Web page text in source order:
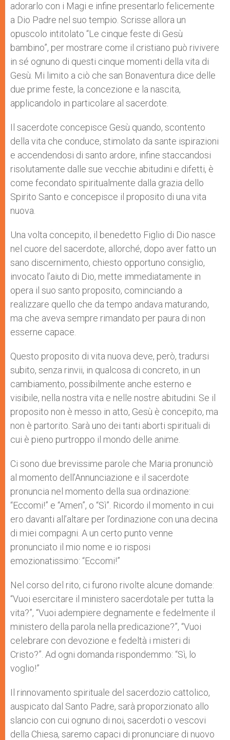
adorarlo con i Magi e infine presentarlo felicemente
a Dio Pa­dre nel suo tempio. Scrisse allora un
opuscolo intitolato “Le cinque feste di Gesù
bambino”, per mostrare come il cristiano può rivivere
in sé ognuno di questi cinque momenti della vita di
Gesù. Mi limito a ciò che san Bonaventura dice delle
due prime feste, la concezione e la nascita,
applicandolo in particolare al sacerdote.
Il sacerdote conce­pisce Gesù quando, scontento
della vita che conduce, stimolato da sante ispirazioni
e accendendosi di santo ardore, infine stac­candosi
risolutamente dalle sue vecchie abitudini e difetti, è
come fecondato spiritualmente dalla grazia dello
Spirito Santo e concepisce il proposito di una vita
nuova.
Una volta concepito, il benedetto Figlio di Dio nasce
nel cuore del sacerdote, allorché, dopo aver fatto un
sano discernimen­to, chiesto opportuno consiglio,
invocato l’aiuto di Dio, mette immediatamente in
opera il suo santo proposito, comin­ciando a
realizzare quello che da tempo andava maturando,
ma che aveva sempre rimandato per paura di non
esserne capace.
Questo proposito di vi­ta nuova deve, però, tradursi
subito, senza rinvii, in qualcosa di concreto, in un
cambiamento, possibilmente anche esterno e
visibile, nella nostra vita e nelle nostre abitudini. Se il
proposito non è messo in atto, Gesù è concepito, ma
non è partorito. Sarà uno dei tanti aborti spirituali di
cui è pieno purtroppo il mondo delle anime.
Ci sono due brevissime parole che Maria pronunciò
al momento dell’Annunciazione e il sacerdote
pronuncia nel momento della sua ordinazione:
“Eccomi!” e “Amen”, o “Sì”. Ricordo il momento in cui
ero davanti all’altare per l’ordinazione con una decina
di miei compagni. A un certo punto venne
pronunciato il mio nome e io risposi
emozionatissimo: “Eccomi!”
Nel corso del rito, ci furono rivolte alcune domande:
“Vuoi esercitare il ministero sacerdotale per tutta la
vita?”, “Vuoi adempiere degnamente e fedelmente il
ministero della parola nella predicazione?”, “Vuoi
celebrare con devozione e fedeltà i misteri di
Cristo?”. Ad ogni domanda rispondemmo: “Sì, lo
voglio!”
Il rinnovamento spirituale del sacerdozio cattolico,
auspicato dal Santo Padre, sarà proporzionato allo
slancio con cui ognuno di noi, sacerdoti o vescovi
della Chiesa, saremo capaci di pronunciare di nuovo